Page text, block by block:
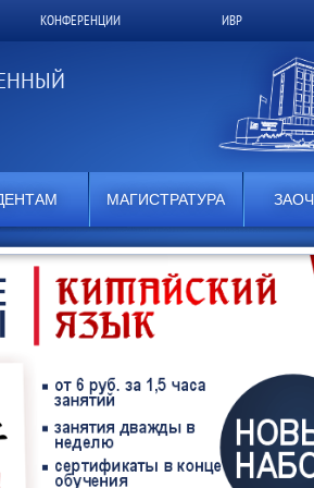
КОНФЕРЕНЦИИ ИВР
МАГИСТРАТУРА